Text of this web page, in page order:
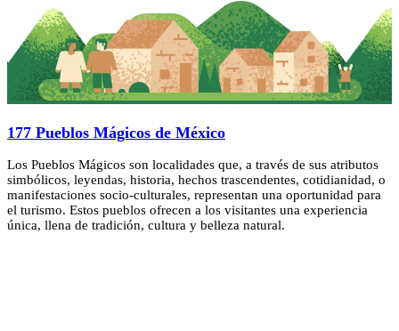
177 Pueblos Mágicos de México
Los Pueblos Mágicos son localidades que, a través de sus atributos
simbólicos, leyendas, historia, hechos trascendentes, cotidianidad, o
manifestaciones socio-culturales, representan una oportunidad para
el turismo. Estos pueblos ofrecen a los visitantes una experiencia
única, llena de tradición, cultura y belleza natural.